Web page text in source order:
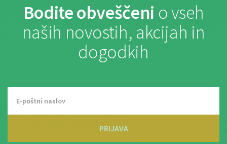
Bodite obveščeni o vseh
naših novostih, akcijah in
dogodkih
PRIJAVA